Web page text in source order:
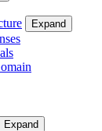
Expand
Expand